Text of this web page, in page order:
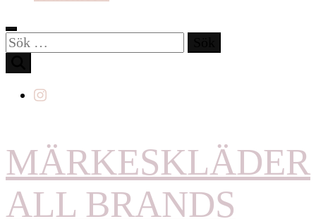
Sök
efter:
MÄRKESKLÄDER
ALL BRANDS